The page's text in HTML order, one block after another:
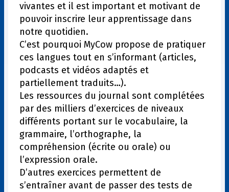
vivantes et il est important et motivant de
pouvoir inscrire leur apprentissage dans
notre quotidien.
C’est pourquoi MyCow propose de pratiquer
ces langues tout en s’informant (articles,
podcasts et vidéos adaptés et
partiellement traduits…).
Les ressources du journal sont complétées
par des milliers d’exercices de niveaux
différents portant sur le vocabulaire, la
grammaire, l’orthographe, la
compréhension (écrite ou orale) ou
l’expression orale.
D’autres exercices permettent de
s’entraîner avant de passer des tests de